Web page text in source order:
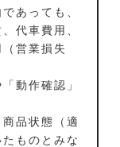
あっても、
代車費用、
営業損失
動作確認」
品状態（適
ものとみな